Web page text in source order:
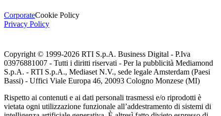
CorporateCookie Policy
Privacy Policy
Copyright © 1999-2026 RTI S.p.A. Business Digital - P.Iva
03976881007 - Tutti i diritti riservati - Per la pubblicità Mediamond
S.p.A. - RTI S.p.A., Mediaset N.V., sede legale Amsterdam (Paesi
Bassi) - Uffici Viale Europa 46, 20093 Cologno Monzese (MI)
Rispetto ai contenuti e ai dati personali trasmessi e/o riprodotti è
vietata ogni utilizzazione funzionale all’addestramento di sistemi di